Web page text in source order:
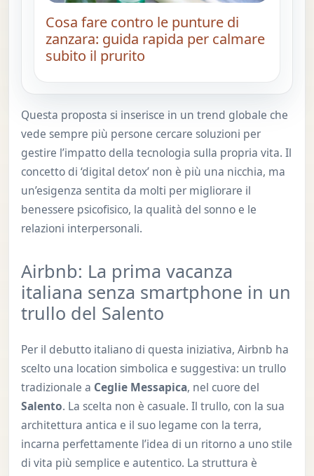
Cosa fare contro le punture di
zanzara: guida rapida per calmare
subito il prurito
Questa proposta si inserisce in un trend globale che
vede sempre più persone cercare soluzioni per
gestire l’impatto della tecnologia sulla propria vita. Il
concetto di ‘digital detox’ non è più una nicchia, ma
un’esigenza sentita da molti per migliorare il
benessere psicofisico, la qualità del sonno e le
relazioni interpersonali.
Airbnb: La prima vacanza
italiana senza smartphone in un
trullo del Salento
Per il debutto italiano di questa iniziativa, Airbnb ha
scelto una location simbolica e suggestiva: un trullo
tradizionale a Ceglie Messapica, nel cuore del
Salento. La scelta non è casuale. Il trullo, con la sua
architettura antica e il suo legame con la terra,
incarna perfettamente l’idea di un ritorno a uno stile
di vita più semplice e autentico. La struttura è